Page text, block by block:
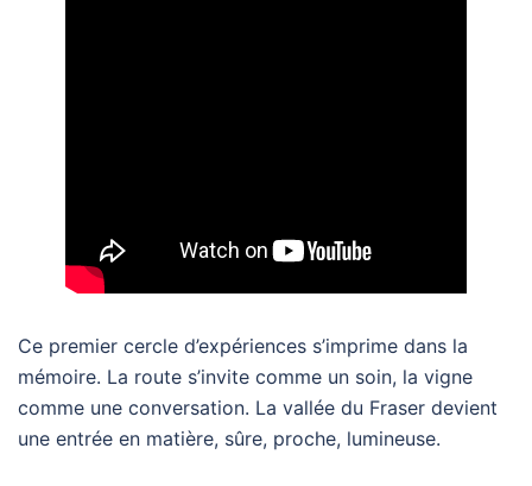
Ce premier cercle d’expériences s’imprime dans la
mémoire. La route s’invite comme un soin, la vigne
comme une conversation. La vallée du Fraser devient
une entrée en matière, sûre, proche, lumineuse.